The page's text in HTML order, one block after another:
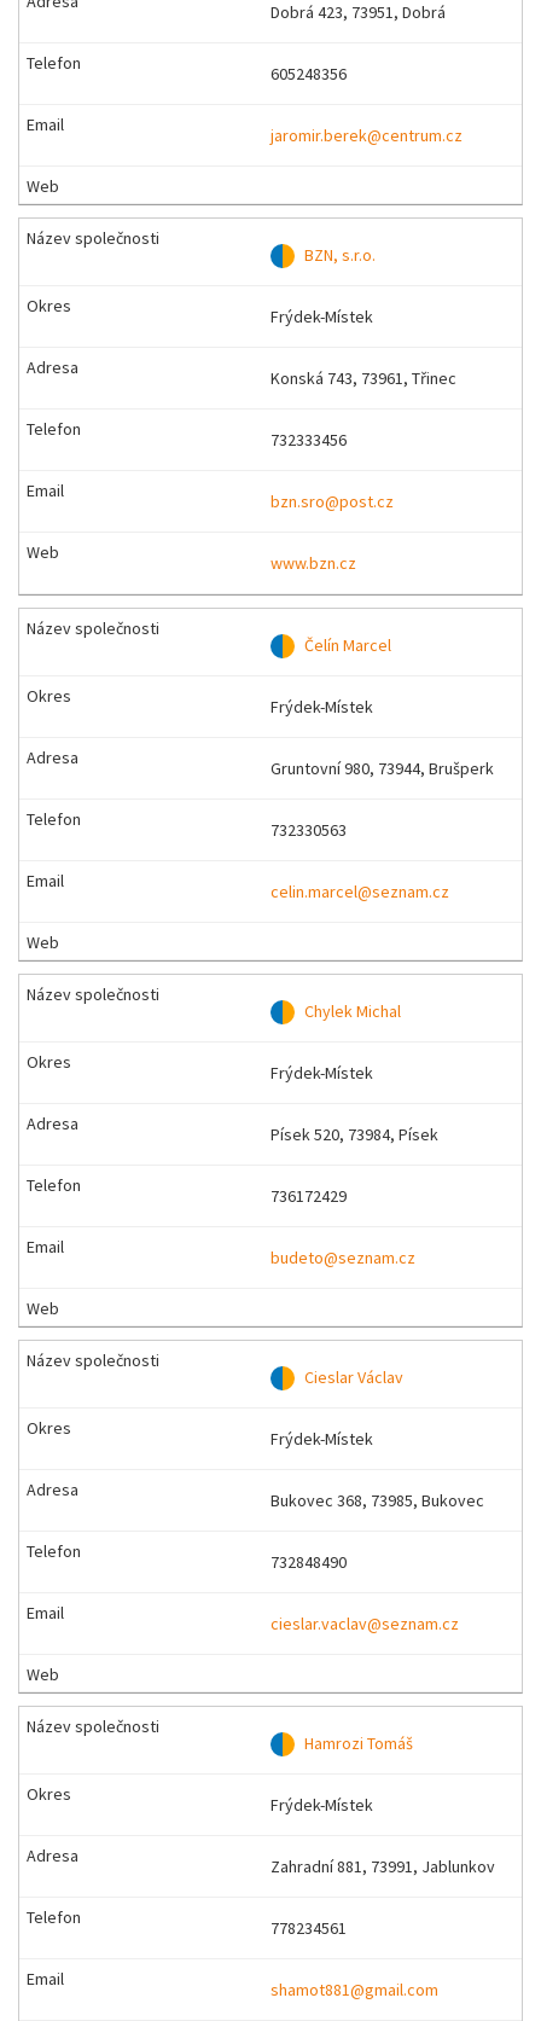
Dobrá 423, 73951, Dobrá
605248356
jaromir.berek@centrum.cz
BZN, s.r.o.
Frýdek-Místek
Konská 743, 73961, Třinec
732333456
bzn.sro@post.cz
www.bzn.cz
Čelín Marcel
Frýdek-Místek
Gruntovní 980, 73944, Brušperk
732330563
celin.marcel@seznam.cz
Chylek Michal
Frýdek-Místek
Písek 520, 73984, Písek
736172429
budeto@seznam.cz
Cieslar Václav
Frýdek-Místek
Bukovec 368, 73985, Bukovec
732848490
cieslar.vaclav@seznam.cz
Hamrozi Tomáš
Frýdek-Místek
Zahradní 881, 73991, Jablunkov
778234561
shamot881@gmail.com